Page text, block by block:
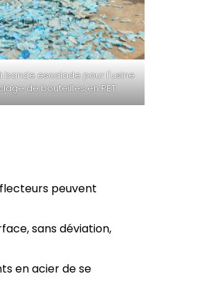
bande escalade pour l'usine
de bouteilles en PET
peuvent
sans déviation,
en acier de se